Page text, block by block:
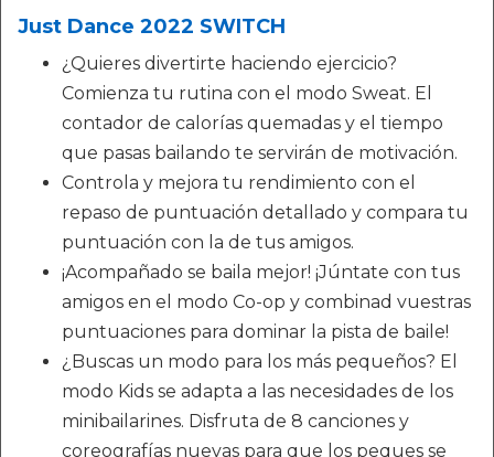
Just Dance 2022 SWITCH
¿Quieres divertirte haciendo ejercicio?
Comienza tu rutina con el modo Sweat. El
contador de calorías quemadas y el tiempo
que pasas bailando te servirán de motivación.
Controla y mejora tu rendimiento con el
repaso de puntuación detallado y compara tu
puntuación con la de tus amigos.
¡Acompañado se baila mejor! ¡Júntate con tus
amigos en el modo Co-op y combinad vuestras
puntuaciones para dominar la pista de baile!
¿Buscas un modo para los más pequeños? El
modo Kids se adapta a las necesidades de los
minibailarines. Disfruta de 8 canciones y
coreografías nuevas para que los peques se